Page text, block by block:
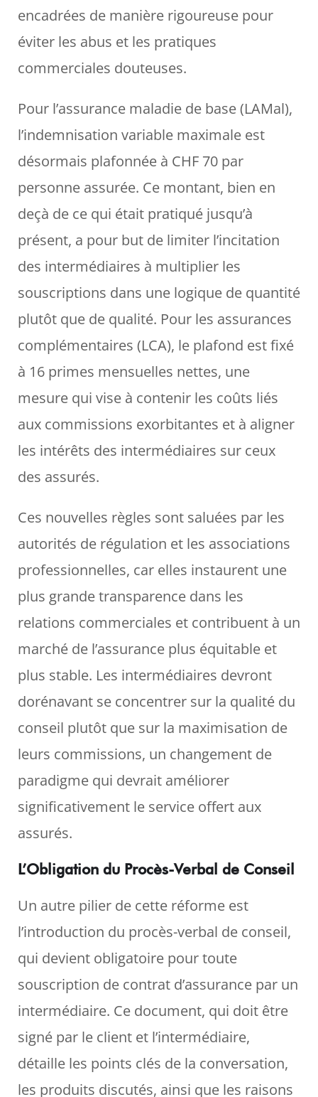
encadrées de manière rigoureuse pour
éviter les abus et les pratiques
commerciales douteuses.
Pour l’assurance maladie de base (LAMal),
l’indemnisation variable maximale est
désormais plafonnée à CHF 70 par
personne assurée. Ce montant, bien en
deçà de ce qui était pratiqué jusqu’à
présent, a pour but de limiter l’incitation
des intermédiaires à multiplier les
souscriptions dans une logique de quantité
plutôt que de qualité. Pour les assurances
complémentaires (LCA), le plafond est fixé
à 16 primes mensuelles nettes, une
mesure qui vise à contenir les coûts liés
aux commissions exorbitantes et à aligner
les intérêts des intermédiaires sur ceux
des assurés.
Ces nouvelles règles sont saluées par les
autorités de régulation et les associations
professionnelles, car elles instaurent une
plus grande transparence dans les
relations commerciales et contribuent à un
marché de l’assurance plus équitable et
plus stable. Les intermédiaires devront
dorénavant se concentrer sur la qualité du
conseil plutôt que sur la maximisation de
leurs commissions, un changement de
paradigme qui devrait améliorer
significativement le service offert aux
assurés.
L’Obligation du Procès-Verbal de Conseil
Un autre pilier de cette réforme est
l’introduction du procès-verbal de conseil,
qui devient obligatoire pour toute
souscription de contrat d’assurance par un
intermédiaire. Ce document, qui doit être
signé par le client et l’intermédiaire,
détaille les points clés de la conversation,
les produits discutés, ainsi que les raisons